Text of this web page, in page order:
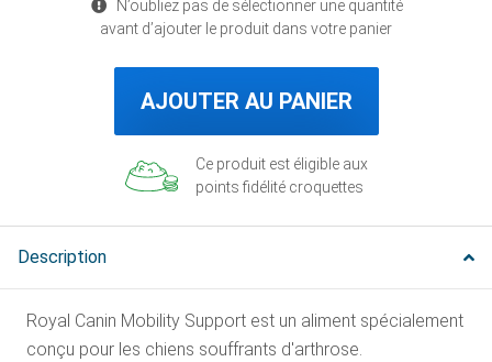
N’oubliez pas de sélectionner une quantité
avant d’ajouter le produit dans votre panier
AJOUTER AU PANIER
Ce produit est éligible aux
points fidélité croquettes
Description
Royal Canin Mobility Support est un aliment spécialement
conçu pour les chiens souffrants d'arthrose.